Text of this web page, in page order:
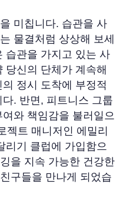
미칩니다. 습관을 사
물결처럼 상상해 보세
습관을 가지고 있는 사
당신의 단체가 계속해
정시 도착에 부정적
. 반면, 피트니스 그룹
와 책임감을 불러일으
젝트 매니저인 에밀리
리기 클럽에 가입함으
을 지속 가능한 건강한
구들을 만나게 되었습